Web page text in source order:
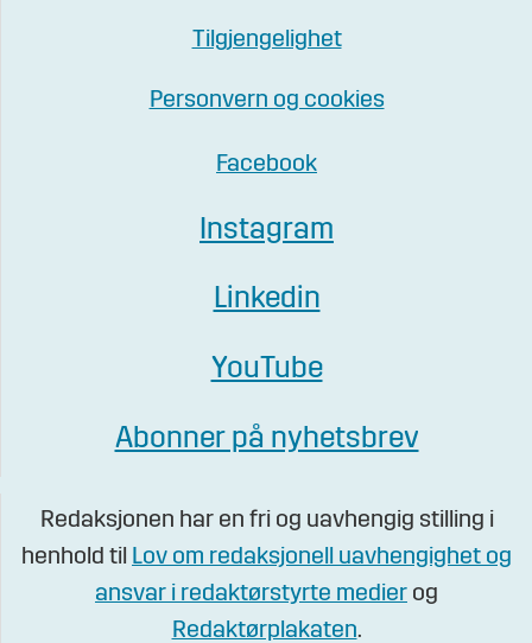
Tilgjengelighet
Personvern og cookies
Facebook
Instagram
Linkedin
YouTube
Abonner på nyhetsbrev
Redaksjonen har en fri og uavhengig stilling i
henhold til Lov om redaksjonell uavhengighet og
ansvar i redaktørstyrte medier og
Redaktørplakaten.